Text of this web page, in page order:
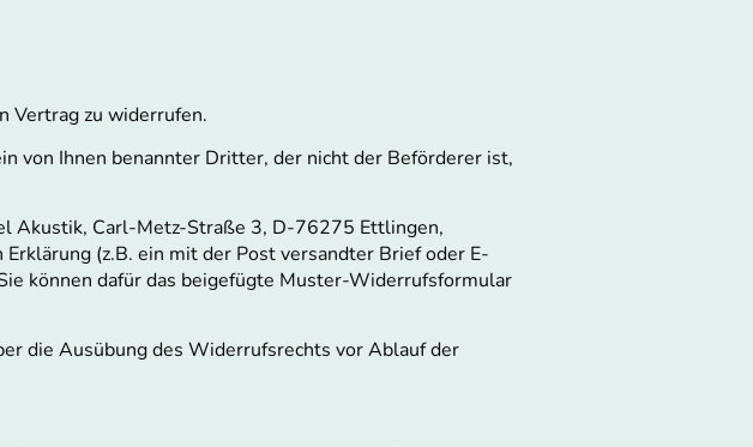
Vertrag zu widerrufen.
von Ihnen benannter Dritter, der nicht der Beförderer ist,
Akustik, Carl-Metz-Straße 3, D-76275 Ettlingen,
(z.B. ein mit der Post versandter Brief oder E-
können dafür das beigefügte Muster-Widerrufsformular
die Ausübung des Widerrufsrechts vor Ablauf der